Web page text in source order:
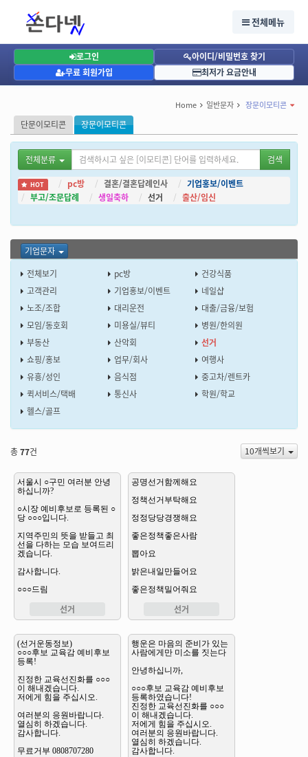
선거문자, 문자사이트, 대량문자, 단체문자, 문자발송, 문자전송, 인터넷문자, 단체문자사이
트, 대량문자발송, 문자보내기, 단체문자발송
선거문자 안내,LMS문자,MMS문자,WEB발신,인터넷,컴퓨터로 문자메세지보내기,웹발신문
자,문자사이트,대량문자전송,단체문자발송
전체메뉴
로그인
아이디/비밀번호 찾기
무료 회원가입
최저가 요금안내
Home 일반문자 장문이모티콘
단문이모티콘 장문이모티콘
전체분류 검색
HOT pc방 결혼/결혼답례인사
기업홍보/이벤트
부고/조문답례
생일축하 선거 출산/임신
기업문자
전체보기
pc방
건강식품
고객관리
기업홍보/이벤트
네일샵
노조/조합
대리운전
대출/금융/보험
모임/동호회
미용실/뷰티
병원/한의원
부동산
산악회
선거
쇼핑/홍보
업무/회사
여행사
유흥/성인
음식점
중고차/렌트카
퀵서비스/택배
통신사
학원/학교
헬스/골프
총77건 10개씩보기
선거 선거